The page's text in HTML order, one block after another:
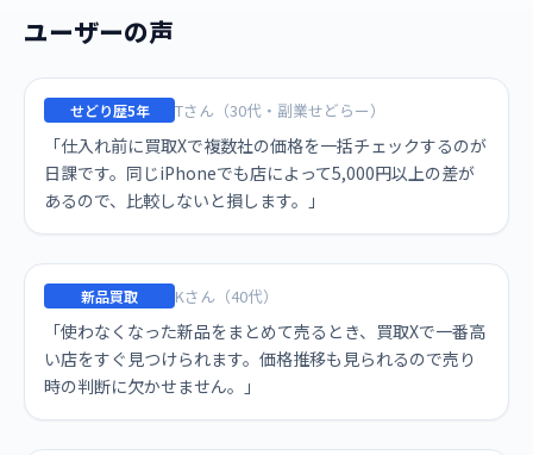
ユーザーの声
せどり歴5年 Tさん（30代・副業せどらー）
「仕入れ前に買取Xで複数社の価格を一括チェックするのが
日課です。同じiPhoneでも店によって5,000円以上の差が
あるので、比較しないと損します。」
新品買取 Kさん（40代）
「使わなくなった新品をまとめて売るとき、買取Xで一番高
い店をすぐ見つけられます。価格推移も見られるので売り
時の判断に欠かせません。」